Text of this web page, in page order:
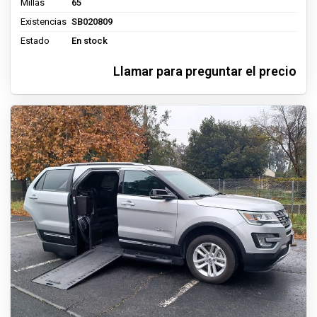
Millas
65
Existencias SB020809
Estado
En stock
Llamar para preguntar el precio